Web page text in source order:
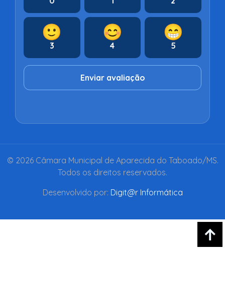
🙂
3
😊
4
😁
5
Enviar avaliação
© 2026 Câmara Municipal de Aparecida do Taboado/MS.
Todos os direitos reservados.
Desenvolvido por: Digit@r Informática